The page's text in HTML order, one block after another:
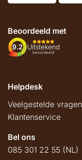
Beoordeeld met
9.2 Uitstekend
beoordeeld
Helpdesk
Veelgestelde vragen
Klantenservice
Bel ons
085 301 22 55 (NL)